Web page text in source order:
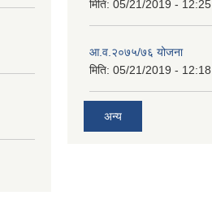
मिति: 05/21/2019 - 12:25
आ.व.२०७५/७६ योजना
मिति: 05/21/2019 - 12:18
अन्य